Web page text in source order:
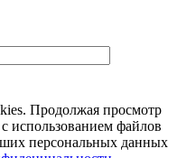
Продолжая просмотр
использованием файлов
персональных данных